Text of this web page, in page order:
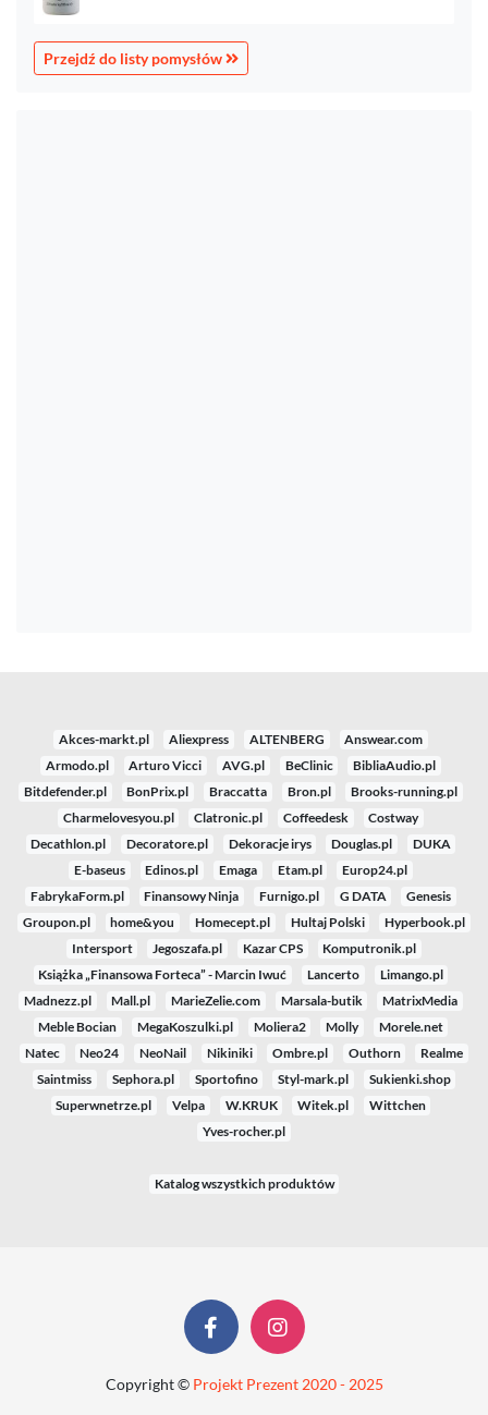
Przejdź do listy pomysłów
Akces-markt.pl Aliexpress ALTENBERG
Answear.com
Armodo.pl
Arturo Vicci AVG.pl BeClinic
BibliaAudio.pl
Bitdefender.pl
BonPrix.pl Braccatta Bron.pl
Brooks-running.pl
Charmelovesyou.pl
Clatronic.pl Coffeedesk
Costway
Decathlon.pl
Decoratore.pl Dekoracje irys Douglas.pl
DUKA
E-baseus
Edinos.pl Emaga Etam.pl
Europ24.pl
FabrykaForm.pl
Finansowy Ninja Furnigo.pl G DATA
Genesis
Groupon.pl
home&you Homecept.pl Hultaj Polski
Hyperbook.pl
Intersport
Jegoszafa.pl Kazar CPS
Komputronik.pl
Książka „Finansowa Forteca” - Marcin Iwuć
Lancerto
Limango.pl
Madnezz.pl
Mall.pl MarieZelie.com Marsala-butik
MatrixMedia
Meble Bocian
MegaKoszulki.pl Moliera2 Molly
Morele.net
Natec
Neo24 NeoNail Nikiniki Ombre.pl Outhorn
Realme
Saintmiss
Sephora.pl Sportofino Styl-mark.pl
Sukienki.shop
Superwnetrze.pl
Velpa W.KRUK Witek.pl
Wittchen
Yves-rocher.pl
Katalog wszystkich produktów
Copyright © Projekt Prezent 2020 - 2025